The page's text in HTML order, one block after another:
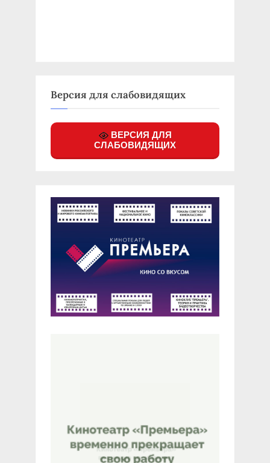
Версия для слабовидящих
ВЕРСИЯ ДЛЯ
СЛАБОВИДЯЩИХ